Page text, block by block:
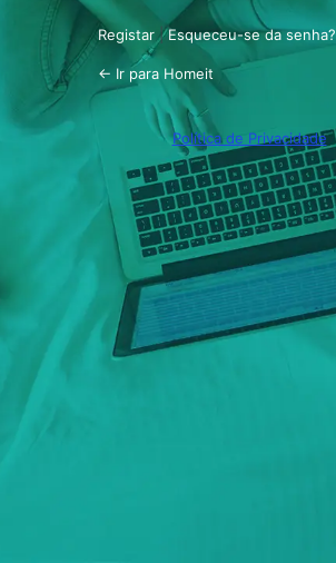
Registar|Esqueceu-se da senha?
← Ir para Homeit
Política de Privacidade